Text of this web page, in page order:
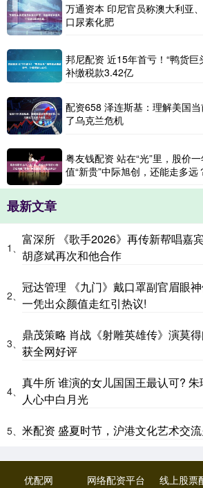
万通资本 印尼官员称澳大利亚
口尿素化肥
邦尼配资 近15年首亏！“鸭货巨
补缴税款3.42亿
配资658 泽连斯基：理解美国
了乌克兰危机
粤友钱配资 站在“光”里，股价
值“新贵”中际旭创，还能走多远
最新文章
1、
富深所 《歌手2026》再传新帮唱嘉
胡彦斌再次和他合作
2、
冠达管理 《九门》戴口罩副官眉眼
一凭出众颜值走红引热议!
3、
鼎茂策略 肖战《射雕英雄传》演莫
获全网好评
4、
真牛所 谁演的女儿国国王最认可?
人心中白月光
5、 米配资 盛夏时节，沪港文化艺术交
优配网 网络配资平台 线上股票